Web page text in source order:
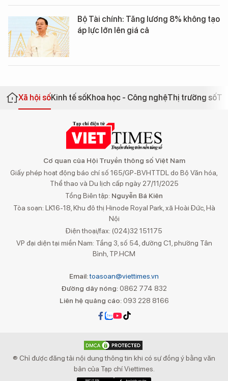
Bộ Tài chính: Tăng lương 8% không tạo
áp lực lớn lên giá cả
Xã hội sốKinh tế sốKhoa học - Công nghệThị trường số
Cơ quan của Hội Truyền thông số Việt Nam
Giấy phép hoạt động báo chí số 165/GP-BVHTTDL do Bộ Văn hóa,
Thể thao và Du lịch cấp ngày 27/11/2025
Tổng Biên tập: Nguyễn Bá Kiên
Tòa soạn: LK16-18, Khu đô thị Hinode Royal Park, xã Hoài Đức, Hà
Nội
Điện thoại/fax: (024)32 151175
VP đại diện tại miền Nam: Tầng 3, số 54, đường C1, phường Tân
Bình, TP.HCM
Email:toasoan@viettimes.vn
Đường dây nóng: 0862 774 832
Liên hệ quảng cáo:093 228 8166
® Chỉ được đăng tải nội dung thông tin khi có sự đồng ý bằng văn
bản của Tạp chí Viettimes.